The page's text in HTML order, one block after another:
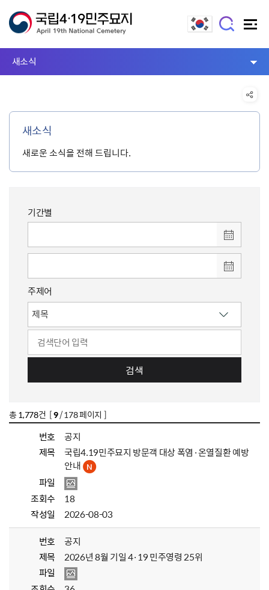
새소식
새소식
새로운 소식을 전해 드립니다.
기간별
주제어
검색
총 1,778건 [9/ 178 페이지 ]
번호
공지
제목
국립4.19민주묘지 방문객 대상 폭염·온열질환 예방
안내
파일
조회수
18
작성일
2026-08-03
번호
공지
제목
2026년 8월 기일 4·19 민주영령 25위
파일